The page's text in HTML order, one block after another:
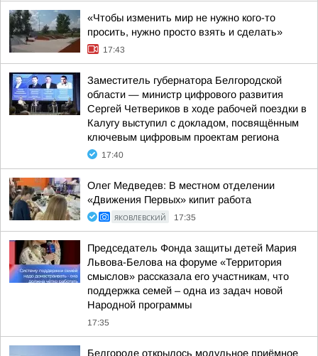
«Чтобы изменить мир не нужно кого-то
просить, нужно просто взять и сделать»
17:43
Заместитель губернатора Белгородской
области — министр цифрового развития
Сергей Четвериков в ходе рабочей поездки в
Калугу выступил с докладом, посвящённым
ключевым цифровым проектам региона
17:40
Олег Медведев: В местном отделении
«Движения Первых» кипит работа
ЯКОВЛЕВСКИЙ 17:35
Председатель Фонда защиты детей Мария
Львова-Белова на форуме «Территория
смыслов» рассказала его участникам, что
поддержка семей – одна из задач новой
Народной программы
17:35
Белгороде открылось модульное приёмное